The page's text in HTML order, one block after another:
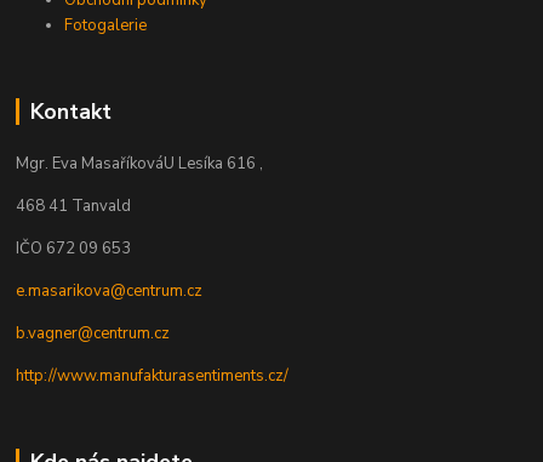
Fotogalerie
Kontakt
Mgr. Eva MasaříkováU Lesíka 616 ,
468 41 Tanvald
IČO 672 09 653
e.masarikova@centrum.cz
b.vagner@centrum.cz
http://www.manufakturasentiments.cz/